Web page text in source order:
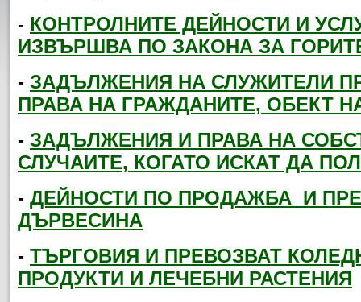
- КОНТРОЛНИТЕ ДЕЙНОСТИ И
ИЗВЪРШВА ПО ЗАКОНА ЗА
- ЗАДЪЛЖЕНИЯ НА СЛУЖИТЕЛИ
ПРАВА НА ГРАЖДАНИТЕ, ОБЕКТ
- ЗАДЪЛЖЕНИЯ И ПРАВА НА
СЛУЧАИТЕ, КОГАТО ИСКАТ ДА
- ДЕЙНОСТИ ПО ПРОДАЖБА И
ДЪРВЕСИНА
- ТЪРГОВИЯ И ПРЕВОЗВАТ
ПРОДУКТИ И ЛЕЧЕБНИ РАСТЕНИЯ